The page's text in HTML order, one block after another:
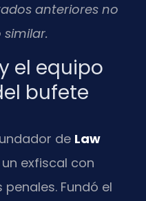
anteriores no
el equipo
bufete
de Law
un exfiscal con
Fundó el